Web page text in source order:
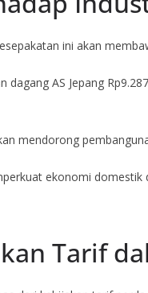
ini akan
dagang AS Jepang
mendorong
ekonomi domestik
Tarif